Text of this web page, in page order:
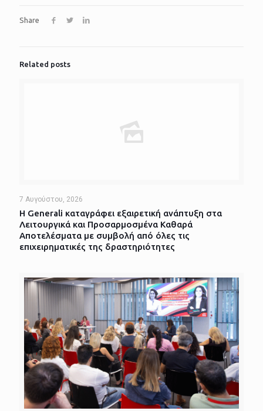
Share
Related posts
7 Αυγούστου, 2026
Η Generali καταγράφει εξαιρετική ανάπτυξη στα
Λειτουργικά και Προσαρμοσμένα Καθαρά
Αποτελέσματα με συμβολή από όλες τις
επιχειρηματικές της δραστηριότητες